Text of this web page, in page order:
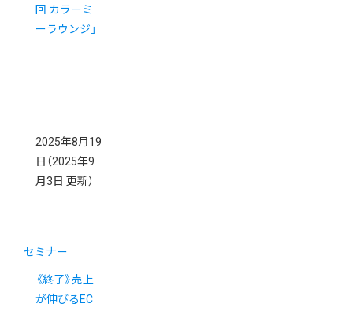
回 カラーミ
ーラウンジ」
2025年8月19
日 （2025年9
月3日 更新）
セミナー
《終了》売上
が伸びるEC